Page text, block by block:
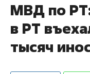
МВД по
в РТ
тысяч